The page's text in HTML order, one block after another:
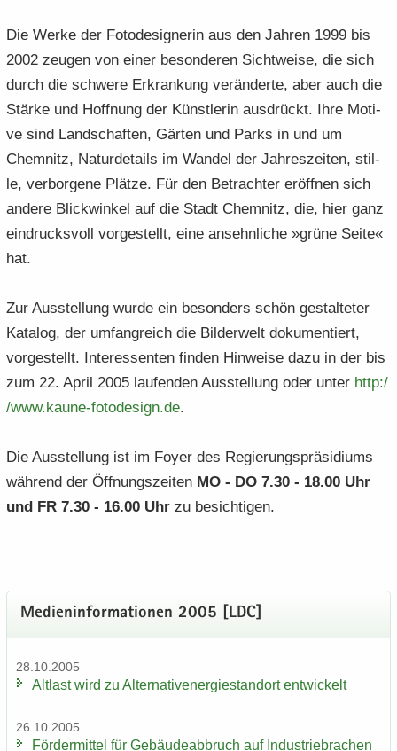
Die Werke der Fo­to­de­si­gne­rin aus den Jah­ren 1999 bis
2002 zeu­gen von einer be­son­de­ren Sicht­wei­se, die sich
durch die schwe­re Er­kran­kung ver­än­der­te, aber auch die
Stär­ke und Hoff­nung der Künst­le­rin aus­drückt. Ihre Mo­ti­
ve sind Land­schaf­ten, Gär­ten und Parks in und um
Chem­nitz, Na­tur­de­tails im Wan­del der Jah­res­zei­ten, stil­
le, ver­bor­ge­ne Plät­ze. Für den Be­trach­ter er­öff­nen sich
an­de­re Blick­win­kel auf die Stadt Chem­nitz, die, hier ganz
ein­drucks­voll vor­ge­stellt, eine an­sehn­li­che »grüne Seite«
hat.
Zur Aus­stel­lung wurde ein be­son­ders schön ge­stal­te­ter
Ka­ta­log, der um­fang­reich die Bil­der­welt do­ku­men­tiert,
vor­ge­stellt. In­ter­es­sen­ten fin­den Hin­wei­se dazu in der bis
zum 22. April 2005 lau­fen­den Aus­stel­lung oder unter http:/​
/​www.​kaune-​​fotodesign.​de.
Die Aus­stel­lung ist im Foyer des Re­gie­rungs­prä­si­di­ums
wäh­rend der Öff­nungs­zei­ten MO - DO 7.30 - 18.00 Uhr
und FR 7.30 - 16.00 Uhr zu be­sich­ti­gen.
Me­di­en­in­for­ma­tio­nen 2005 [LDC]
28.10.2005
Alt­last wird zu Al­ter­na­tiv­ener­gie­stand­ort ent­wi­ckelt
26.10.2005
För­der­mit­tel für Ge­bäu­de­ab­bruch auf In­dus­trie­bra­chen